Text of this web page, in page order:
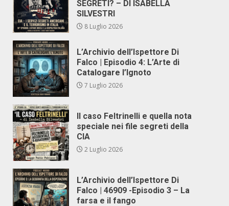
SEGRETI? – DI ISABELLA
SILVESTRI
8 Luglio 2026
L’Archivio dell’Ispettore Di
Falco | Episodio 4: L’Arte di
Catalogare l’Ignoto
7 Luglio 2026
Il caso Feltrinelli e quella nota
speciale nei file segreti della
CIA
2 Luglio 2026
L’Archivio dell’Ispettore Di
Falco | 46909 -Episodio 3 – La
farsa e il fango